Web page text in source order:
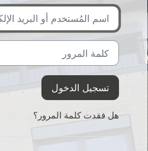
اسم المُستخدم أو البريد
كلمة المرور
تسجيل الدخول
هل فقدت كلمة المرور؟